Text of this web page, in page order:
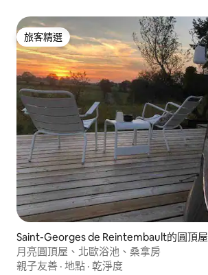
旅客精選
旅客精選
Saint-Georges de Reintembault的圓頂屋
月亮圓頂屋、北歐浴池、桑拿房
親子友善 · 地點 · 乾淨度